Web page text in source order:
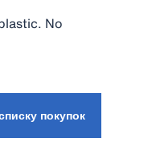
No
покупок